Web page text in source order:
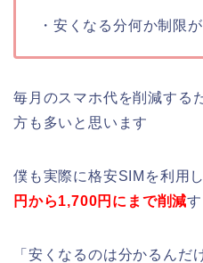
・安くなる分何か制限
毎月のスマホ代を削減する
方も多いと思います
僕も実際に格安SIMを利用
円から1,700円にまで削減
「安くなるのは分かるん